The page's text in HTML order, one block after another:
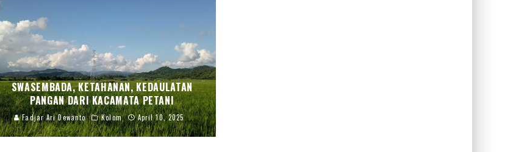
SWASEMBADA, KETAHANAN, KEDAULATAN
PANGAN DARI KACAMATA PETANI
Fadjar Ari Dewanto Kolom April 10, 2025